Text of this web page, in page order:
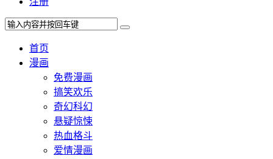
首页
漫画
免费漫画
搞笑欢乐
奇幻科幻
悬疑惊悚
热血格斗
爱情漫画